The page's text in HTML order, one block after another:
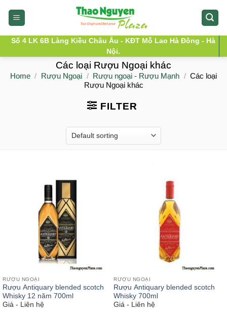
Số 4 LK 6B Làng Kiều Châu Âu - KĐT Mỗ Lao Hà Đông - Hà
Nội.
Các loại Rượu Ngoại khác
Home / Rượu Ngoại / Rượu ngoại - Rượu Mạnh / Các loại
Rượu Ngoại khác
FILTER
RƯỢU NGOẠI
Rượu Antiquary blended scotch
Whisky 12 năm 700ml
Giá - Liên hệ
RƯỢU NGOẠI
Rượu Antiquary blended scotch
Whisky 700ml
Giá - Liên hệ